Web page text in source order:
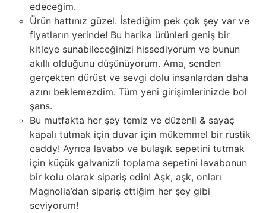
edeceğim.
Ürün hattınız güzel. İstediğim pek çok şey var ve
fiyatların yerinde! Bu harika ürünleri geniş bir
kitleye sunabileceğinizi hissediyorum ve bunun
akıllı olduğunu düşünüyorum. Ama, senden
gerçekten dürüst ve sevgi dolu insanlardan daha
azını beklemezdim. Tüm yeni girişimlerinizde bol
şans.
Bu mutfakta her şey temiz ve düzenli & sayaç
kapalı tutmak için duvar için mükemmel bir rustik
caddy! Ayrıca lavabo ve bulaşık sepetini tutmak
için küçük galvanizli toplama sepetini lavabonun
bir kolu olarak sipariş edin! Aşk, aşk, onları
Magnolia’dan sipariş ettiğim her şey gibi
seviyorum!